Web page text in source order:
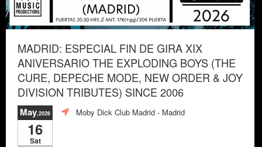
MADRID: ESPECIAL FIN DE GIRA XIX
ANIVERSARIO THE EXPLODING BOYS (THE
CURE, DEPECHE MODE, NEW ORDER & JOY
DIVISION TRIBUTES) SINCE 2006
May,2026
16
Sat
Moby Dick Club Madrid - Madrid